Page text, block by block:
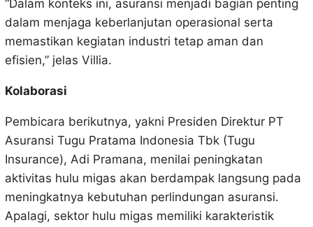
“Dalam konteks ini, asuransi menjadi bagian penting
dalam menjaga keberlanjutan operasional serta
memastikan kegiatan industri tetap aman dan
efisien,” jelas Villia.
Kolaborasi
Pembicara berikutnya, yakni Presiden Direktur PT
Asuransi Tugu Pratama Indonesia Tbk (Tugu
Insurance), Adi Pramana, menilai peningkatan
aktivitas hulu migas akan berdampak langsung pada
meningkatnya kebutuhan perlindungan asuransi.
Apalagi, sektor hulu migas memiliki karakteristik